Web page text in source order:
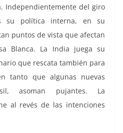
Independientemente del giro
su política interna, en su
puntos de vista que afectan
Blanca. La India juega su
que rescata también para
tanto que algunas nuevas
asoman pujantes. La
al revés de las intenciones